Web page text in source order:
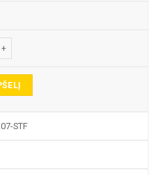
E345-R GRAVIRAVIMO FREZA
STF